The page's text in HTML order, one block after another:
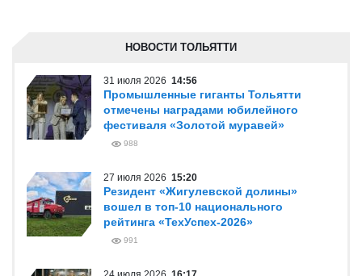
НОВОСТИ ТОЛЬЯТТИ
31 июля 2026 14:56
Промышленные гиганты Тольятти
отмечены наградами юбилейного
фестиваля «Золотой муравей»
988
27 июля 2026 15:20
Резидент «Жигулевской долины»
вошел в топ-10 национального
рейтинга «ТехУспех-2026»
991